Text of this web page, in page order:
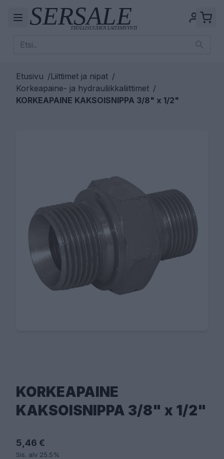
Etusivu /Liittimet ja nipat /
Korkeapaine- ja hydrauliikkaliittimet /
KORKEAPAINE KAKSOISNIPPA 3/8" x 1/2"
KORKEAPAINE
KAKSOISNIPPA 3/8" x 1/2"
5,46 €
Sis. alv 25.5%